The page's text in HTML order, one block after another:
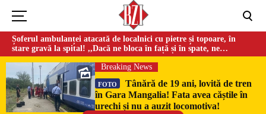
Șoferul ambulanței atacată de localnici cu pietre și topoare, în
stare gravă la spital! ,,Dacă ne bloca în față și în spate, ne
omorau…”
Breaking News
FOTO
Tânără de 19 ani, lovită de tren
în Gara Mangalia! Fata avea căștile în
urechi și nu a auzit locomotiva!